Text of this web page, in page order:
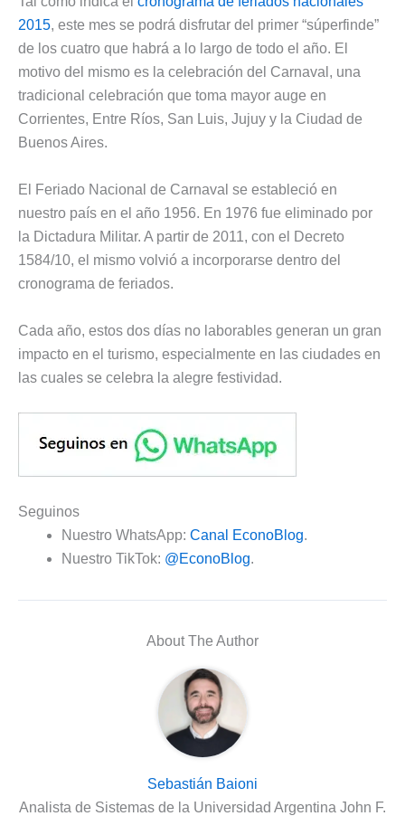
2015, este mes se podrá disfrutar del primer “súperfinde”
de los cuatro que habrá a lo largo de todo el año. El
motivo del mismo es la celebración del Carnaval, una
tradicional celebración que toma mayor auge en
Corrientes, Entre Ríos, San Luis, Jujuy y la Ciudad de
Buenos Aires.
El Feriado Nacional de Carnaval se estableció en
nuestro país en el año 1956. En 1976 fue eliminado por
la Dictadura Militar. A partir de 2011, con el Decreto
1584/10, el mismo volvió a incorporarse dentro del
cronograma de feriados.
Cada año, estos dos días no laborables generan un gran
impacto en el turismo, especialmente en las ciudades en
las cuales se celebra la alegre festividad.
Seguinos
Nuestro WhatsApp: Canal EconoBlog.
Nuestro TikTok: @EconoBlog.
About The Author
Sebastián Baioni
Analista de Sistemas de la Universidad Argentina John F.